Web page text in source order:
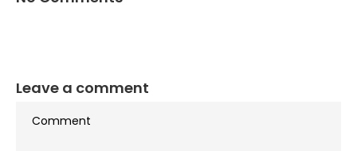
Leave a comment